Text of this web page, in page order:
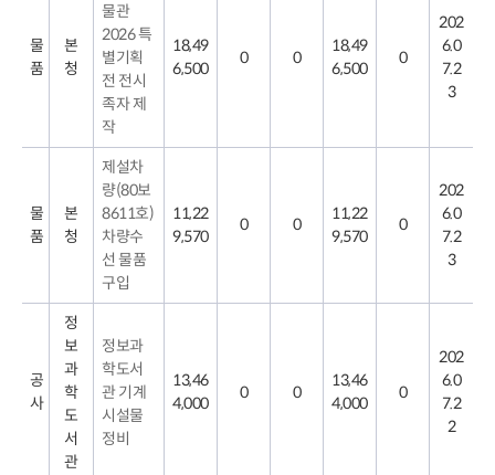
일
순
하
입
니
다.
물
품
본
청
물관
2026 특
별기획
전 전시
족자 제
작
18,49
6,500
0 0
18,49
6,500
0
202
6.0
7.2
3
물
품
본
청
제설차
량(80보
8611호)
차량수
선 물품
구입
11,22
9,570
0 0
11,22
9,570
0
202
6.0
7.2
3
공
사
정
보
과
학
도
서
관
정보과
학도서
관 기계
시설물
정비
13,46
4,000
0 0
13,46
4,000
0
202
6.0
7.2
2